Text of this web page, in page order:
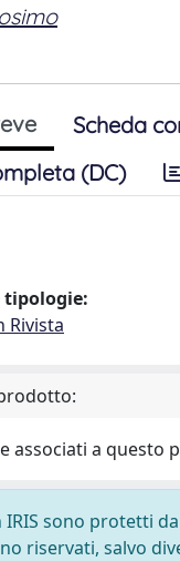
Scheda
(DC)
tipologie:
Rivista
associati a questo
sono protetti
riservati, salvo